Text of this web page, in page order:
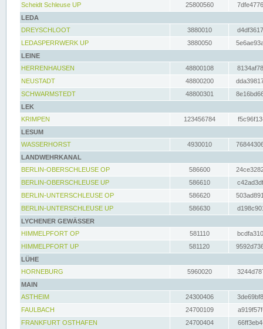
Scheidt Schleuse UP
25800560
LEDA
DREYSCHLOOT
3880010
LEDASPERRWERK UP
3880050
LEINE
HERRENHAUSEN
48800108
NEUSTADT
48800200
SCHWARMSTEDT
48800301
LEK
KRIMPEN
123456784
LESUM
WASSERHORST
4930010
LANDWEHRKANAL
BERLIN-OBERSCHLEUSE OP
586600
BERLIN-OBERSCHLEUSE UP
586610
BERLIN-UNTERSCHLEUSE OP
586620
BERLIN-UNTERSCHLEUSE UP
586630
LYCHENER GEWÄSSER
HIMMELPFORT OP
581110
HIMMELPFORT UP
581120
LÜHE
HORNEBURG
5960020
MAIN
ASTHEIM
24300406
FAULBACH
24700109
FRANKFURT OSTHAFEN
24700404